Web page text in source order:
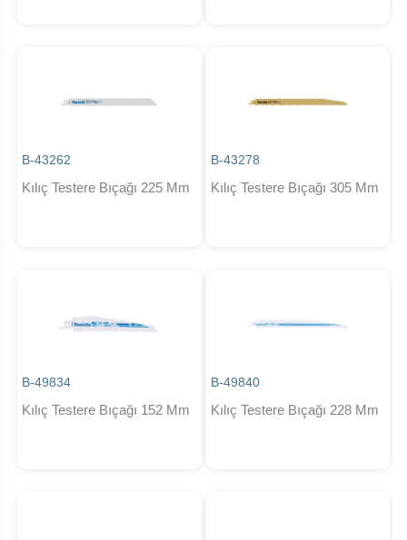
B-43262
Kılıç Testere Bıçağı 225 Mm
B-43278
Kılıç Testere Bıçağı 305 Mm
B-49834
Kılıç Testere Bıçağı 152 Mm
B-49840
Kılıç Testere Bıçağı 228 Mm